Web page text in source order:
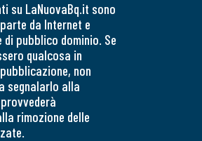
su LaNuovaBq.it sono
da Internet e
pubblico dominio. Se
qualcosa in
non
segnalarlo alla
rimozione delle